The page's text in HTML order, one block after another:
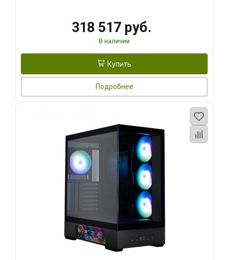
318 517 руб.
В наличии
Купить
Подробнее